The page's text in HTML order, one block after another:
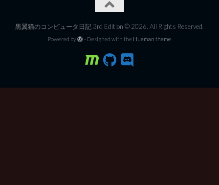
黒翼猫のコンピュータ日記 3rd Edition © 2026. All Rights Reserved.
Powered by - Designed with the Hueman theme